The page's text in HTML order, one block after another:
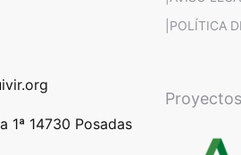
1ª 14730 Posadas
|POLÍTICA